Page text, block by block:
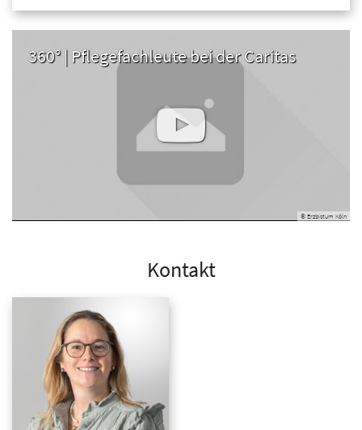
360° | Pflegefachleute bei der Caritas
© Erzbistum Köln
Kontakt